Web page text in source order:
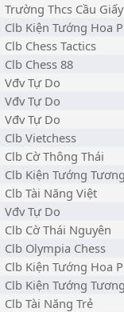
Trường Thcs Cầu Giấy
Clb Kiện Tướng Hoa
Clb Chess Tactics
Clb Chess 88
Vđv Tự Do
Vđv Tự Do
Vđv Tự Do
Clb Vietchess
Clb Cờ Thông Thái
Clb Kiện Tướng
Clb Tài Năng Việt
Vđv Tự Do
Clb Cờ Thái Nguyên
Clb Olympia Chess
Clb Kiện Tướng Hoa
Clb Kiện Tướng
Clb Tài Năng Trẻ